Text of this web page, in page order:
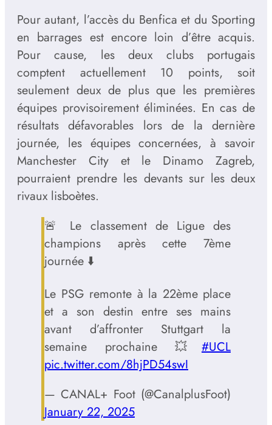
Pour autant, l’accès du Benfica et du Sporting
en barrages est encore loin d’être acquis.
Pour cause, les deux clubs portugais
comptent actuellement 10 points, soit
seulement deux de plus que les premières
équipes provisoirement éliminées. En cas de
résultats défavorables lors de la dernière
journée, les équipes concernées, à savoir
Manchester City et le Dinamo Zagreb,
pourraient prendre les devants sur les deux
rivaux lisboètes.
🚨 Le classement de Ligue des
champions après cette 7ème
journée ⬇️
Le PSG remonte à la 22ème place
et a son destin entre ses mains
avant d’affronter Stuttgart la
semaine prochaine 💥 #UCL
pic.twitter.com/8hjPD54swI
— CANAL+ Foot (@CanalplusFoot)
January 22, 2025